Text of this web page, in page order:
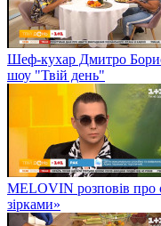
Шеф-кухар Дмитро
шоу "Твій день"
MELOVIN розповів про
зірками»